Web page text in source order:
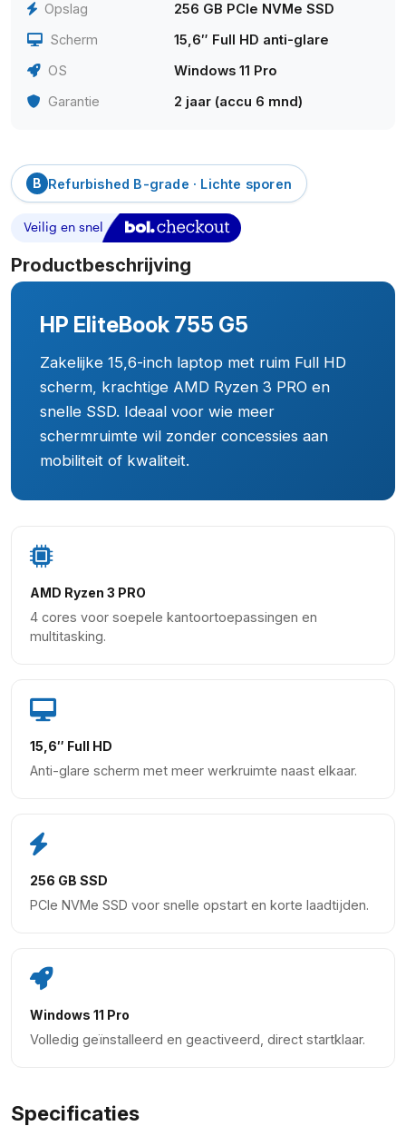
Opslag
256 GB PCIe NVMe SSD
Scherm
15,6″ Full HD anti-glare
OS
Windows 11 Pro
Garantie
2 jaar (accu 6 mnd)
B Refurbished B-grade · Lichte sporen
Productbeschrijving
HP EliteBook 755 G5
Zakelijke 15,6-inch laptop met ruim Full HD
scherm, krachtige AMD Ryzen 3 PRO en
snelle SSD. Ideaal voor wie meer
schermruimte wil zonder concessies aan
mobiliteit of kwaliteit.
AMD Ryzen 3 PRO
4 cores voor soepele kantoortoepassingen en
multitasking.
15,6″ Full HD
Anti-glare scherm met meer werkruimte naast elkaar.
256 GB SSD
PCIe NVMe SSD voor snelle opstart en korte laadtijden.
Windows 11 Pro
Volledig geïnstalleerd en geactiveerd, direct startklaar.
Specificaties